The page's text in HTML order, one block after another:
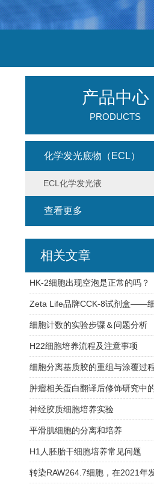
产品中心
PRODUCTS
化学发光底物（ECL）
ECL化学发光液
查看更多
相关文章
HK-2细胞出现空泡是正常的吗？
细胞计数的实验步骤＆问题分析
H22细胞培养流程及注意事项
细胞分离基质胶的重组与涂覆过
肿瘤相关蛋白翻译后修饰研究中
神经胶质细胞培养实验
平滑肌细胞的分离和培养
H1人胚胎干细胞培养常见问题